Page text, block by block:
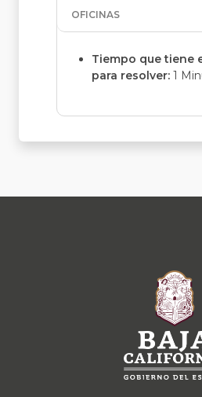
OFICINAS
Tiempo que tiene
para resolver: 1